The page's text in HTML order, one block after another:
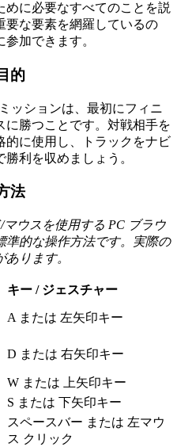
めに必要なすべてのことを説
要な要素を網羅しているの
加できます。
的
ッションは、最初にフィニ
に勝つことです。対戦相手を
的に使用し、トラックをナビ
利を収めましょう。
法
ウスを使用する PC ブラウ
準的な操作方法です。実際の
ります。
キー / ジェスチャー
A または 左矢印キー
D または 右矢印キー
W または 上矢印キー
S または 下矢印キー
スペースバー または 左マウ
ス クリック